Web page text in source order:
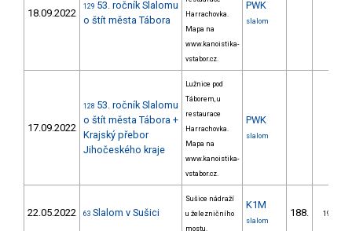
18.09.2022
129 53. ročník Slalomu
o štít města Tábora
Harrachovka.
Mapa na
www.kanoistika-
vstabor.cz.
PWK
slalom
17.09.2022
128 53. ročník Slalomu
o štít města Tábora +
Krajský přebor
Jihočeského kraje
Lužnice pod
Táborem, u
restaurace
Harrachovka.
Mapa na
www.kanoistika-
vstabor.cz.
PWK
slalom
22.05.2022 63 Slalom v Sušici
Sušice nádraží
u železničního
mostu.
K1M
slalom
188. 19/PZ